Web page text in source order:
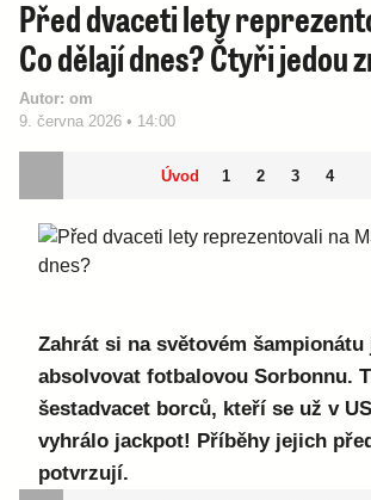
9. června 2026 • 14:00
Před dvaceti lety
Co dělají dnes? Čtyři jedou
Autor: om
Úvod 1 2 3 4
Zahrát si na světovém šampionátu
absolvovat fotbalovou Sorbonnu.
šestadvacet borců, kteří se už v
vyhrálo jackpot! Příběhy jejich
potvrzují.